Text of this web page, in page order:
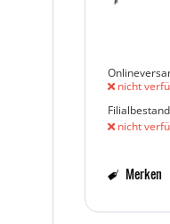
nicht
nicht
Merken